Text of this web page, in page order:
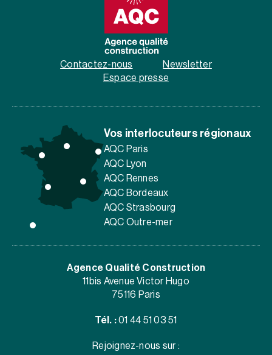
Contactez-nous
Newsletter
Espace presse
Vos interlocuteurs régionaux
AQC Paris
AQC Lyon
AQC Rennes
AQC Bordeaux
AQC Strasbourg
AQC Outre-mer
Agence Qualité Construction
11bis Avenue Victor Hugo
75116 Paris
Tél. : 01 44 51 03 51
Rejoignez-nous sur :